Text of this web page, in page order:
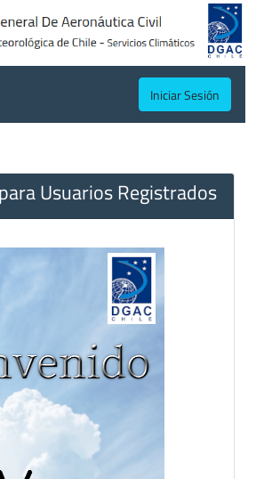
Iniciar Sesión
Usuarios Registrados